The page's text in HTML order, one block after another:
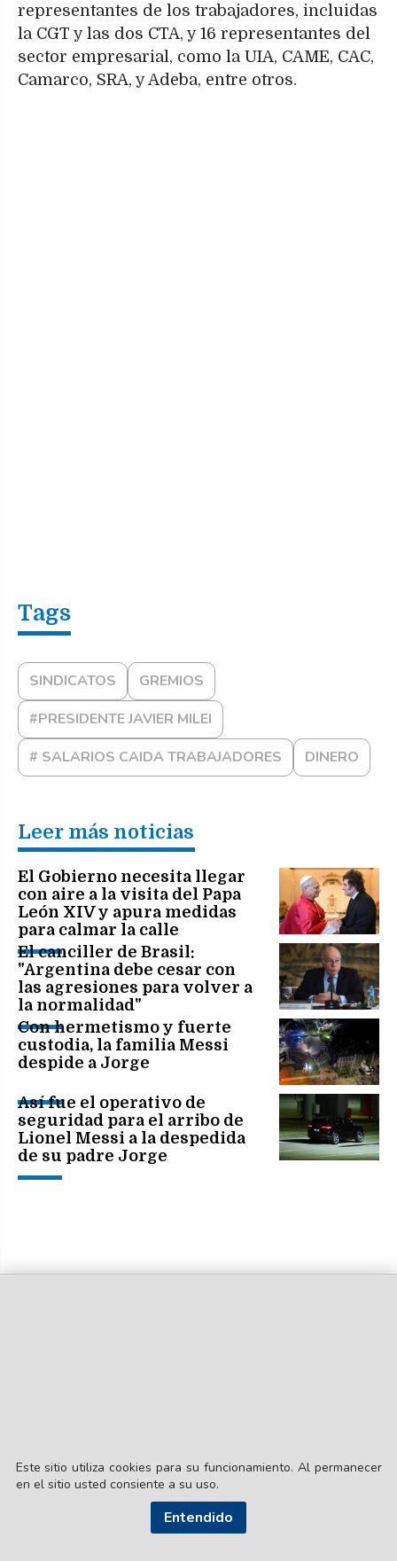
representantes de los trabajadores, incluidas
la CGT y las dos CTA, y 16 representantes del
sector empresarial, como la UIA, CAME, CAC,
Camarco, SRA, y Adeba, entre otros.
SINDICATOS
GREMIOS
#PRESIDENTE JAVIER MILEI
# SALARIOS CAIDA TRABAJADORES
DINERO
Leer más noticias
El Gobierno necesita llegar
con aire a la visita del Papa
León XIV y apura medidas
para calmar la calle
El canciller de Brasil:
"Argentina debe cesar con
las agresiones para volver a
la normalidad"
Con hermetismo y fuerte
custodia, la familia Messi
despide a Jorge
Así fue el operativo de
seguridad para el arribo de
Lionel Messi a la despedida
de su padre Jorge
Este sitio utiliza cookies para su funcionamiento. Al permanecer
en el sitio usted consiente a su uso.
Entendido